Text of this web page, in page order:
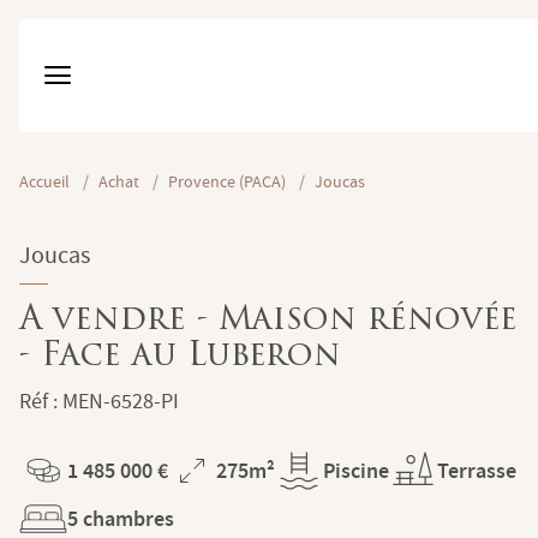
Accueil / Achat / Provence (PACA) / Joucas
Joucas
A vendre - Maison rénovée
- Face au Luberon
Réf : MEN-6528-PI
Prix
1 485 000 €
Superficie
275m² Piscine
Terrasse
5 chambres